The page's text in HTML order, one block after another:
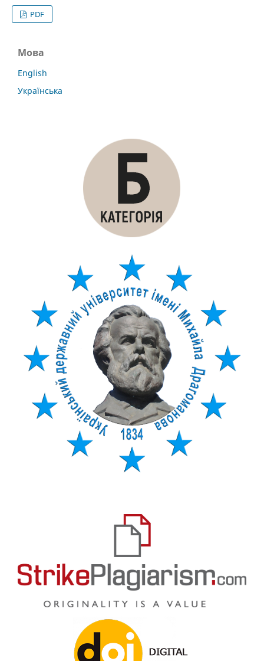
PDF
Мова
English
Українська